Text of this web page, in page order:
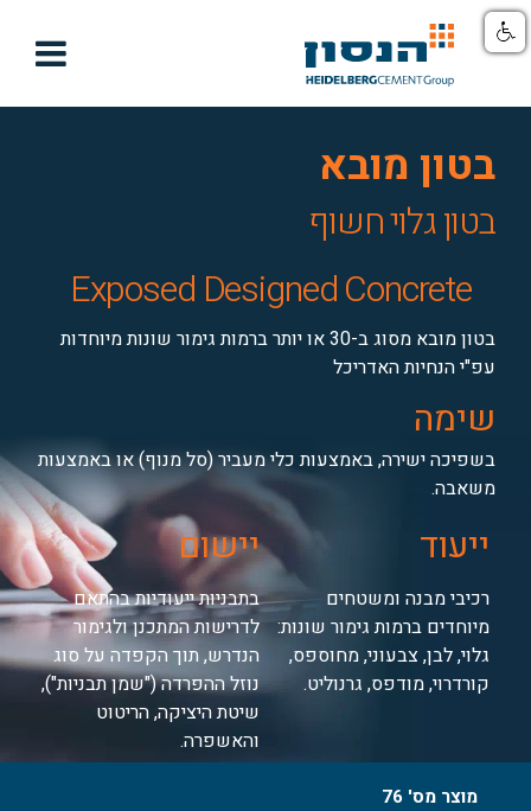

בטון מובא
בטון גלוי חשוף
Exposed Designed Concrete
בטון מובא מסוג ב-30 או יותר ברמות גימור שונות מיוחדות
עפ"י הנחיות האדריכל
שימה
בשפיכה ישירה, באמצעות כלי מעביר (סל מנוף) או באמצעות
משאבה.
ייעוד יישום
רכיבי מבנה ומשטחים
מיוחדים ברמות גימור שונות:
גלוי, לבן, צבעוני, מחוספס,
קורדרוי, מודפס, גרנוליט.
בתבניות ייעודיות בהתאם
לדרישות המתכנן ולגימור
הנדרש, תוך הקפדה על סוג
נוזל ההפרדה ("שמן תבניות"),
שיטת היציקה, הריטוט
והאשפרה.
מוצר מס' 76